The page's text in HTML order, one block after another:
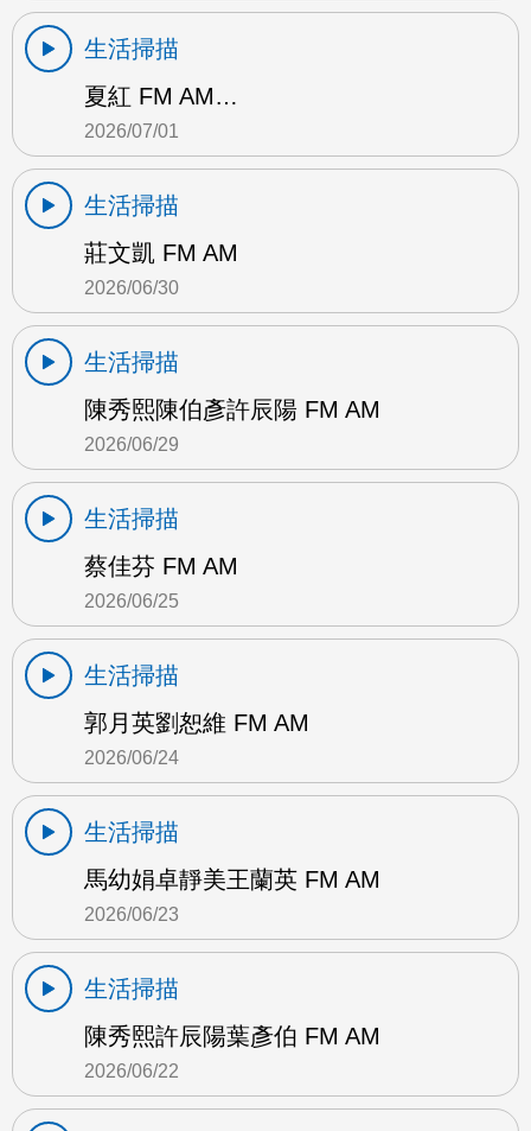
生活掃描
夏紅 FM AM…
2026/07/01
生活掃描
莊文凱 FM AM
2026/06/30
生活掃描
陳秀熙陳伯彥許辰陽 FM AM
2026/06/29
生活掃描
蔡佳芬 FM AM
2026/06/25
生活掃描
郭月英劉恕維 FM AM
2026/06/24
生活掃描
馬幼娟卓靜美王蘭英 FM AM
2026/06/23
生活掃描
陳秀熙許辰陽葉彥伯 FM AM
2026/06/22